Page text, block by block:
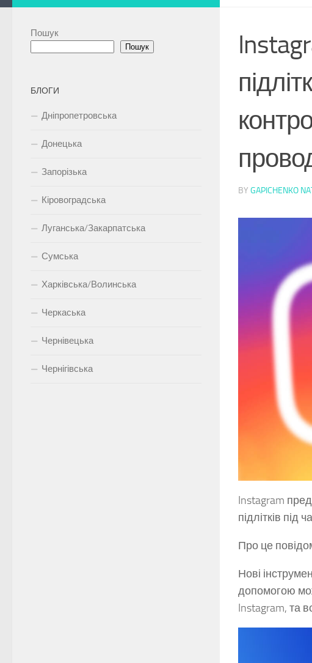
BY GAPICHENKO
Instagram
підлітків
Про це
Нові
допомогою
Instagram, та
Пошук
Пошук
БЛОГИ
Дніпропетровська
Донецька
Запорізька
Кіровоградська
Луганська/Закарпатська
Сумська
Харківська/Волинська
Черкаська
Чернівецька
Чернігівська